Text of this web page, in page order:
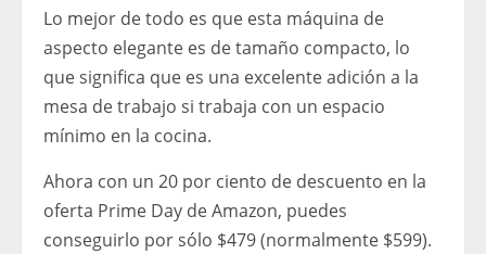
Lo mejor de todo es que esta máquina de
aspecto elegante es de tamaño compacto, lo
que significa que es una excelente adición a la
mesa de trabajo si trabaja con un espacio
mínimo en la cocina.
Ahora con un 20 por ciento de descuento en la
oferta Prime Day de Amazon, puedes
conseguirlo por sólo $479 (normalmente $599).